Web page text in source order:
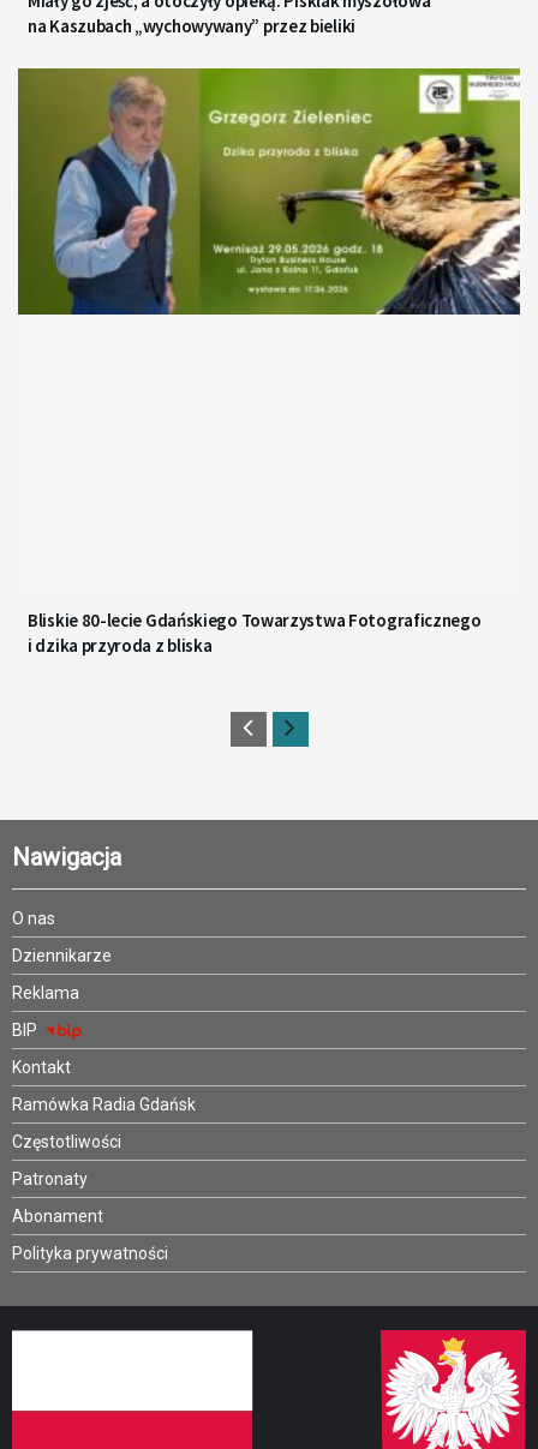
na Kaszubach „wychowywany” przez bieliki
Bliskie 80-lecie Gdańskiego Towarzystwa Fotograficznego
i dzika przyroda z bliska
Nawigacja
O nas
Dziennikarze
Reklama
BIP
Kontakt
Ramówka Radia Gdańsk
Częstotliwości
Patronaty
Abonament
Polityka prywatności